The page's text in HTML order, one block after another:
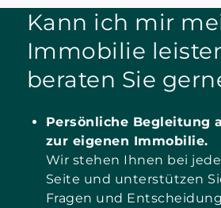
Kann ich mir
Immobilie
beraten Sie
Persönliche Begleitung
zur eigenen Immobilie.
Wir stehen Ihnen bei
Seite und unterstützen
Fragen und